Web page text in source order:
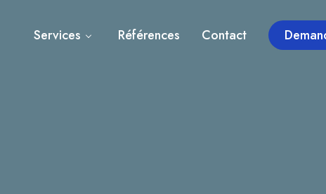
Services Références Contact